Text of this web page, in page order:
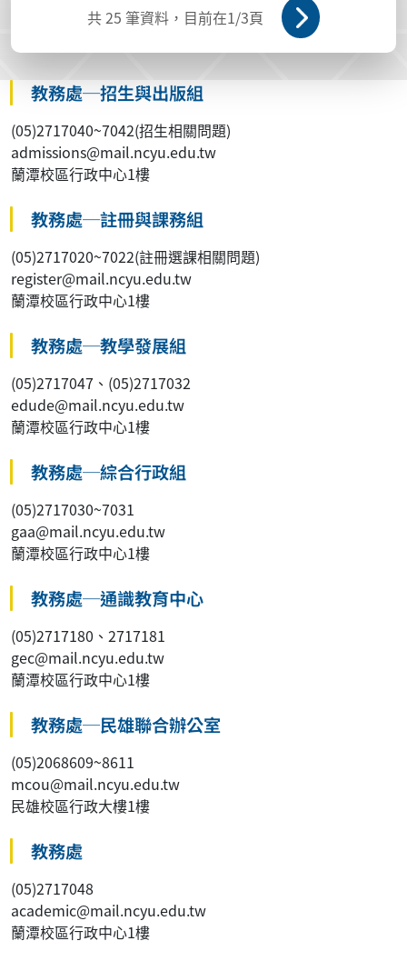
共25 筆資料，目前在1/3頁
教務處─招生與出版組
(05)2717040~7042(招生相關問題)
admissions@mail.ncyu.edu.tw
蘭潭校區行政中心1樓
教務處─註冊與課務組
(05)2717020~7022(註冊選課相關問題)
register@mail.ncyu.edu.tw
蘭潭校區行政中心1樓
教務處─教學發展組
(05)2717047、(05)2717032
edude@mail.ncyu.edu.tw
蘭潭校區行政中心1樓
教務處─綜合行政組
(05)2717030~7031
gaa@mail.ncyu.edu.tw
蘭潭校區行政中心1樓
教務處─通識教育中心
(05)2717180、2717181
gec@mail.ncyu.edu.tw
蘭潭校區行政中心1樓
教務處─民雄聯合辦公室
(05)2068609~8611
mcou@mail.ncyu.edu.tw
民雄校區行政大樓1樓
教務處
(05)2717048
academic@mail.ncyu.edu.tw
蘭潭校區行政中心1樓